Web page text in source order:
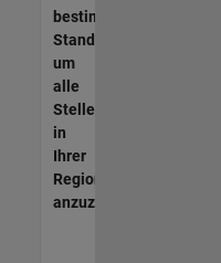
bestimmten
Standort,
um
alle
Stellenangebote
in
Ihrer
Region
anzuzeigen.